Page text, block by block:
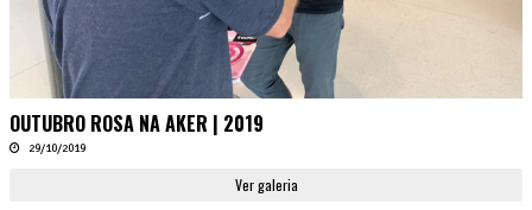
OUTUBRO ROSA NA AKER | 2019
29/10/2019
Ver galeria